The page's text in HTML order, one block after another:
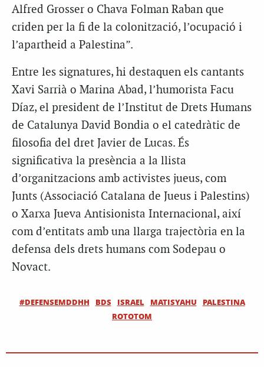
Alfred Grosser o Chava Folman Raban que
criden per la fi de la colonització, l’ocupació i
l’apartheid a Palestina”.
Entre les signatures, hi destaquen els cantants
Xavi Sarrià o Marina Abad, l’humorista Facu
Díaz, el president de l’Institut de Drets Humans
de Catalunya David Bondia o el catedràtic de
filosofia del dret Javier de Lucas. És
significativa la presència a la llista
d’organitzacions amb activistes jueus, com
Junts (Associació Catalana de Jueus i Palestins)
o Xarxa Jueva Antisionista Internacional, així
com d’entitats amb una llarga trajectòria en la
defensa dels drets humans com Sodepau o
Novact.
#DEFENSEMDDHH BDS ISRAEL MATISYAHU
PALESTINA
ROTOTOM